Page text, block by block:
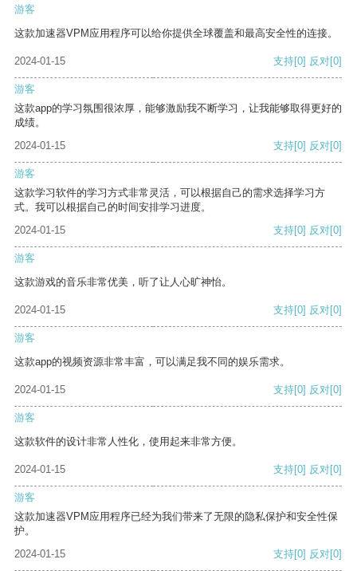
游客
这款加速器VPM应用程序可以给你提供全球覆盖和最高安全性的连接。
2024-01-15 支持[0] 反对[0]
游客
这款app的学习氛围很浓厚，能够激励我不断学习，让我能够取得更好的
成绩。
2024-01-15
支持[0] 反对[0]
游客
这款学习软件的学习方式非常灵活，可以根据自己的需求选择学习方
式。我可以根据自己的时间安排学习进度。
2024-01-15
支持[0] 反对[0]
游客
这款游戏的音乐非常优美，听了让人心旷神怡。
2024-01-15 支持[0] 反对[0]
游客
这款app的视频资源非常丰富，可以满足我不同的娱乐需求。
2024-01-15 支持[0] 反对[0]
游客
这款软件的设计非常人性化，使用起来非常方便。
2024-01-15 支持[0] 反对[0]
游客
这款加速器VPM应用程序已经为我们带来了无限的隐私保护和安全性保
护。
2024-01-15
支持[0] 反对[0]